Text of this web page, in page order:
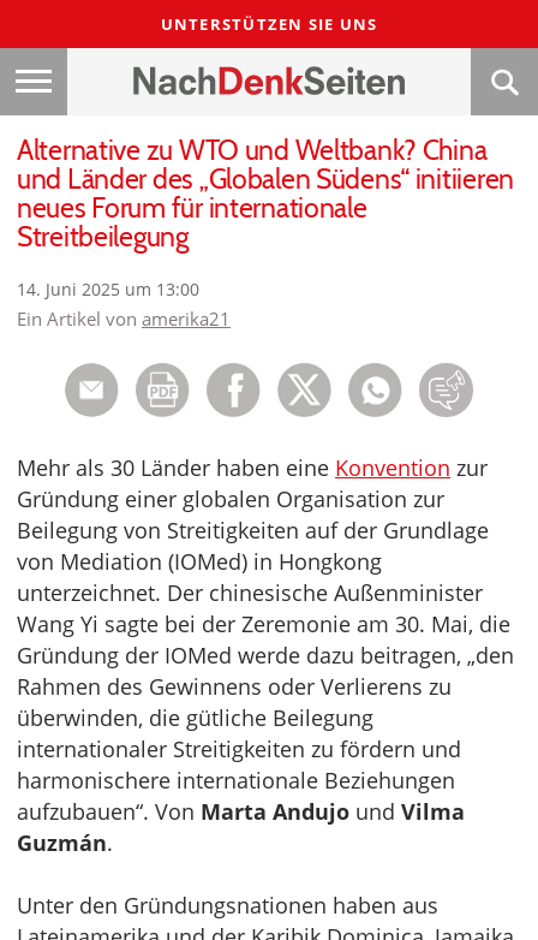
UNTERSTÜTZEN SIE UNS
Alternative zu WTO und Weltbank? China
und Länder des „Globalen Südens“ initiieren
neues Forum für internationale
Streitbeilegung
14. Juni 2025 um 13:00
Ein Artikel von amerika21
Mehr als 30 Länder haben eine Konvention zur
Gründung einer globalen Organisation zur
Beilegung von Streitigkeiten auf der Grundlage
von Mediation (IOMed) in Hongkong
unterzeichnet. Der chinesische Außenminister
Wang Yi sagte bei der Zeremonie am 30. Mai, die
Gründung der IOMed werde dazu beitragen, „den
Rahmen des Gewinnens oder Verlierens zu
überwinden, die gütliche Beilegung
internationaler Streitigkeiten zu fördern und
harmonischere internationale Beziehungen
aufzubauen“. Von Marta Andujo und Vilma
Guzmán.
Unter den Gründungsnationen haben aus